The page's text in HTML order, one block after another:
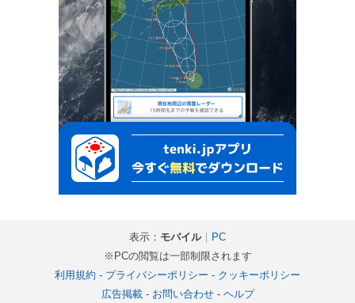
表示： モバイル｜ PC
※PCの閲覧は一部制限されます
利用規約 - プライバシーポリシー - クッキーポリシー
広告掲載- お問い合わせ- ヘルプ